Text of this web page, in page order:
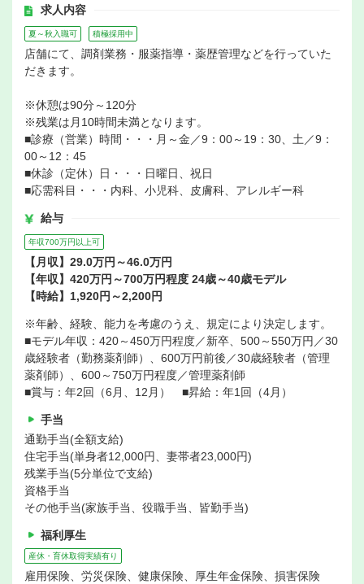
求人内容
夏～秋入職可 積極採用中
店舗にて、調剤業務・服薬指導・薬歴管理などを行っていた
だきます。
※休憩は90分～120分
※残業は月10時間未満となります。
■診療（営業）時間・・・月～金／9：00～19：30、土／9：
00～12：45
■休診（定休）日・・・日曜日、祝日
■応需科目・・・内科、小児科、皮膚科、アレルギー科
給与
年収700万円以上可
【月収】29.0万円～46.0万円
【年収】420万円～700万円程度 24歳～40歳モデル
【時給】1,920円～2,200円
※年齢、経験、能力を考慮のうえ、規定により決定します。
■モデル年収：420～450万円程度／新卒、500～550万円／30
歳経験者（勤務薬剤師）、600万円前後／30歳経験者（管理
薬剤師）、600～750万円程度／管理薬剤師
■賞与：年2回（6月、12月） ■昇給：年1回（4月）
手当
通勤手当(全額支給)
住宅手当(単身者12,000円、妻帯者23,000円)
残業手当(5分単位で支給)
資格手当
その他手当(家族手当、役職手当、皆勤手当)
福利厚生
産休・育休取得実績有り
雇用保険、労災保険、健康保険、厚生年金保険、損害保険